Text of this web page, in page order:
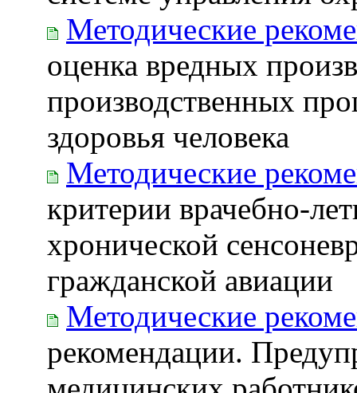
Методические
оценка вредных
производственных
здоровья человека
Методические
критерии врачебно-
хронической
гражданской авиации
Методические
рекомендации.